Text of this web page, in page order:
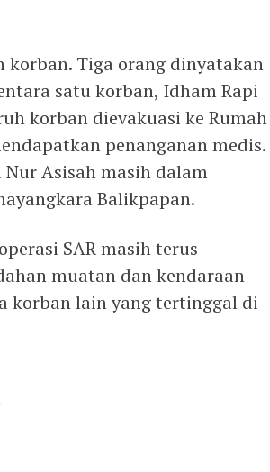
korban. Tiga orang dinyatakan
satu korban, Idham Rapi
korban dievakuasi ke Rumah
penanganan medis.
Asisah masih dalam
Balikpapan.
SAR masih terus
muatan dan kendaraan
korban lain yang tertinggal di